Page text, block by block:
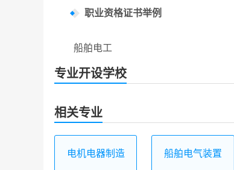
职业资格证书举例
船舶电工
专业开设学校
相关专业
电机电器制造
船舶电气装置